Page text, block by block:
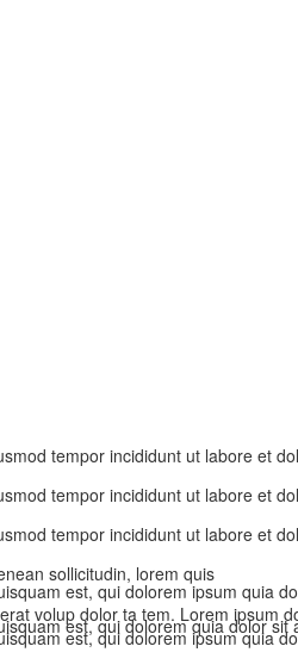
tempor incididunt ut labore et
tempor incididunt ut labore et
tempor incididunt ut labore et
sollicitudin, lorem quis
est, qui dolorem ipsum
volup dolor ta tem. Lorem ipsum
est, qui dolorem quia dolor sit
est, qui dolorem ipsum quia